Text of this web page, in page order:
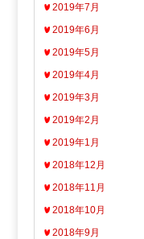
2019年7月
2019年6月
2019年5月
2019年4月
2019年3月
2019年2月
2019年1月
2018年12月
2018年11月
2018年10月
2018年9月